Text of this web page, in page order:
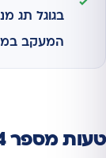
בגוגל תג
המעקב